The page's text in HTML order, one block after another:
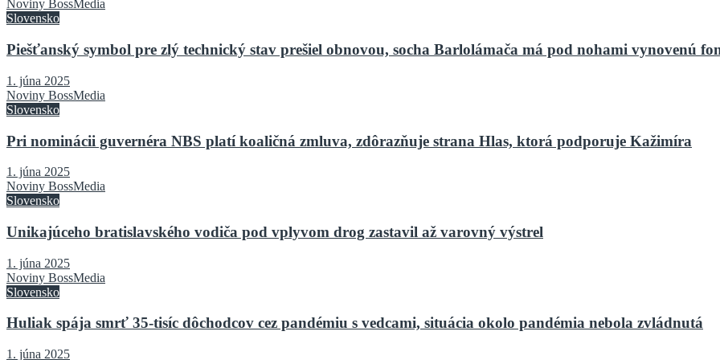
Noviny BossMedia
Slovensko
Piešťanský symbol pre zlý technický stav prešiel obnovou, socha Barlolámača má pod nohami vynovenú
1. júna 2025
Noviny BossMedia
Slovensko
Pri nominácii guvernéra NBS platí koaličná zmluva, zdôrazňuje strana Hlas, ktorá podporuje Kažimíra
1. júna 2025
Noviny BossMedia
Slovensko
Unikajúceho bratislavského vodiča pod vplyvom drog zastavil až varovný výstrel
1. júna 2025
Noviny BossMedia
Slovensko
Huliak spája smrť 35-tisíc dôchodcov cez pandémiu s vedcami, situácia okolo pandémia nebola zvládnutá
1. júna 2025